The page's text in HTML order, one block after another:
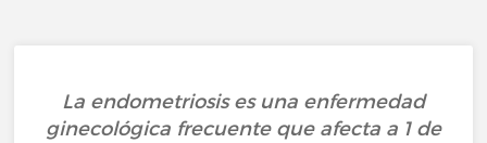
La endometriosis es una enfermedad
ginecológica frecuente que afecta a 1 de